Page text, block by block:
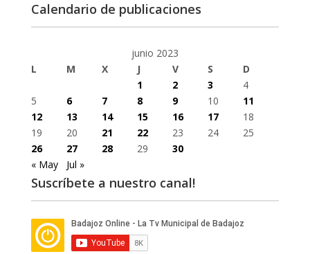
Calendario de publicaciones
junio 2023
L
M X J V S
D
1
2 3
4
5
6 7 8 9 10
11
12
13 14 15 16 17
18
19
20 21 22 23 24
25
26
27 28 29
30
« May
Jul »
Suscríbete a nuestro canal!